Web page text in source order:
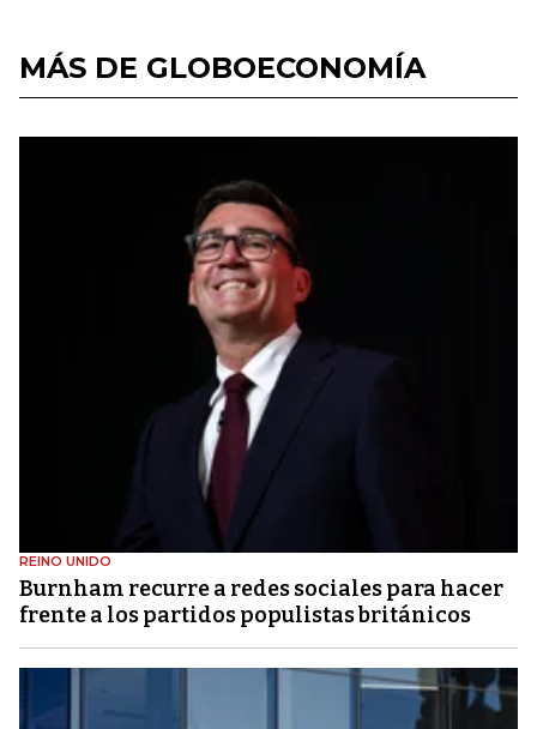
MÁS DE GLOBOECONOMÍA
REINO UNIDO
Burnham recurre a redes sociales para hacer
frente a los partidos populistas británicos